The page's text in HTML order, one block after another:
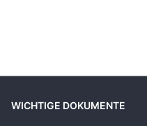
WICHTIGE DOKUMENTE